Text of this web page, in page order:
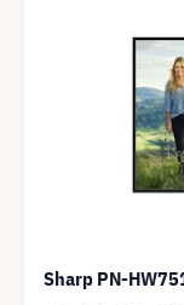
Sharp PN-